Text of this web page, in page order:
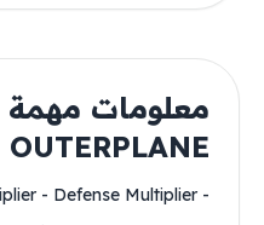
معلومات
OUTERPLANE